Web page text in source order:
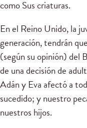
como Sus criaturas.
En el Reino Unido, la
generación, tendrán
(según su opinión) del
de una decisión de
Adán y Eva afectó a
sucedido; y nuestro
nuestros hijos.